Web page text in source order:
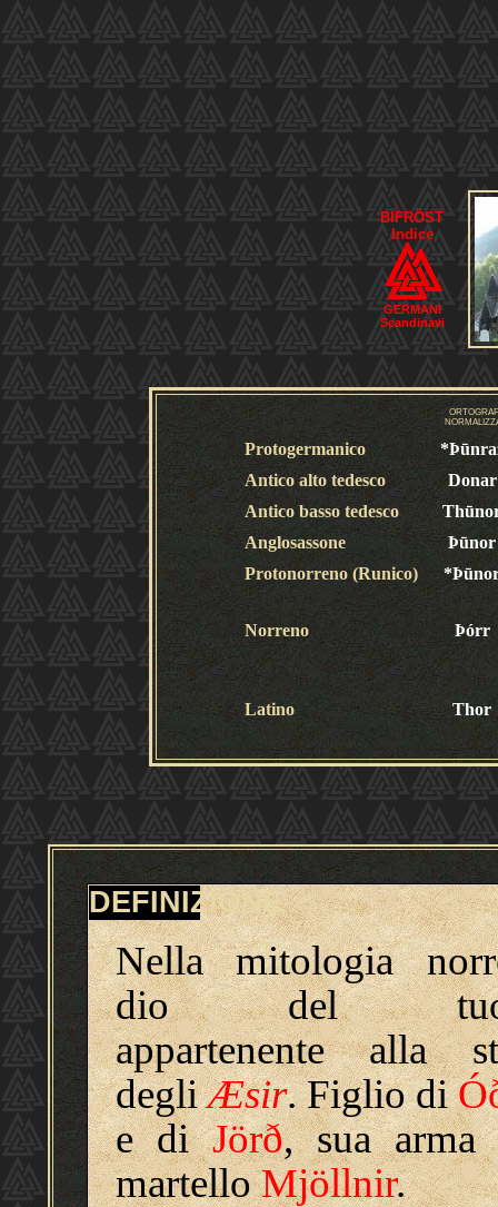
BIFRÖST
Indice
GERMANI
Scandinavi
Protogermanico
Antico alto tedesco
Donar
Antico basso tedesco
Anglosassone
Þūnor
Protonorreno (Runico)
Norreno Þórr
Latino Thor
DEFINIZIONE
Nella mitologia
dio del
appartenente alla
degliÆsir. Figlio di
e diJörð, sua
martelloMjöllnir.